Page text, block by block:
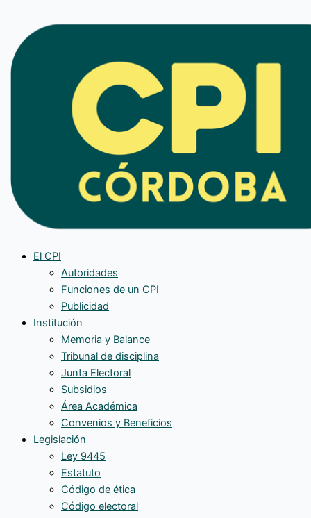
contenido
El CPI
Autoridades
Funciones de un CPI
Publicidad
Institución
Memoria y Balance
Tribunal de disciplina
Junta Electoral
Subsidios
Área Académica
Convenios y Beneficios
Legislación
Ley 9445
Estatuto
Código de ética
Código electoral